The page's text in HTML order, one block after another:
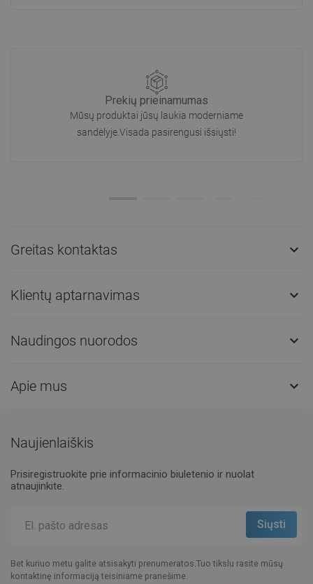
Prekių prieinamumas
Mūsų produktai jūsų laukia moderniame
sandėlyje.Visada pasirengusi išsiųsti!
Greitas kontaktas 
Klientų aptarnavimas 
Naudingos nuorodos 
Apie mus 
Naujienlaiškis
Prisiregistruokite prie informacinio biuletenio ir nuolat
atnaujinkite.
Bet kuriuo metu galite atsisakyti prenumeratos.Tuo tikslu rasite mūsų
kontaktinę informaciją teisiniame pranešime.